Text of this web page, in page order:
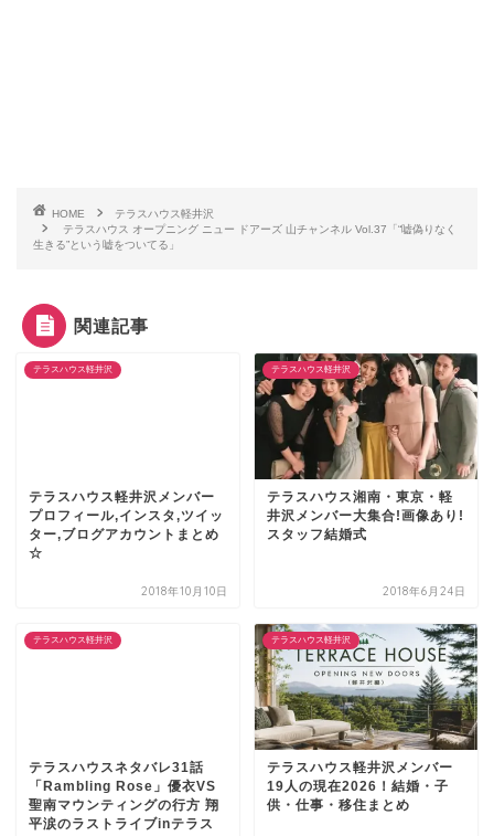
HOME
テラスハウス軽井沢
テラスハウス オープニング ニュー ドアーズ 山チャンネル Vol.37「“嘘偽りなく
生きる”という嘘をついてる」
関連記事
テラスハウス軽井沢
テラスハウス軽井沢メンバー
プロフィール,インスタ,ツイッ
ター,ブログアカウントまとめ
☆
2018年10月10日
テラスハウス軽井沢
テラスハウス湘南・東京・軽
井沢メンバー大集合!画像あり!
スタッフ結婚式
2018年6月24日
テラスハウス軽井沢
テラスハウスネタバレ31話
「Rambling Rose」優衣VS
聖南マウンティングの行方 翔
平涙のラストライブinテラス
テラスハウス軽井沢
テラスハウス軽井沢メンバー
19人の現在2026！結婚・子
供・仕事・移住まとめ